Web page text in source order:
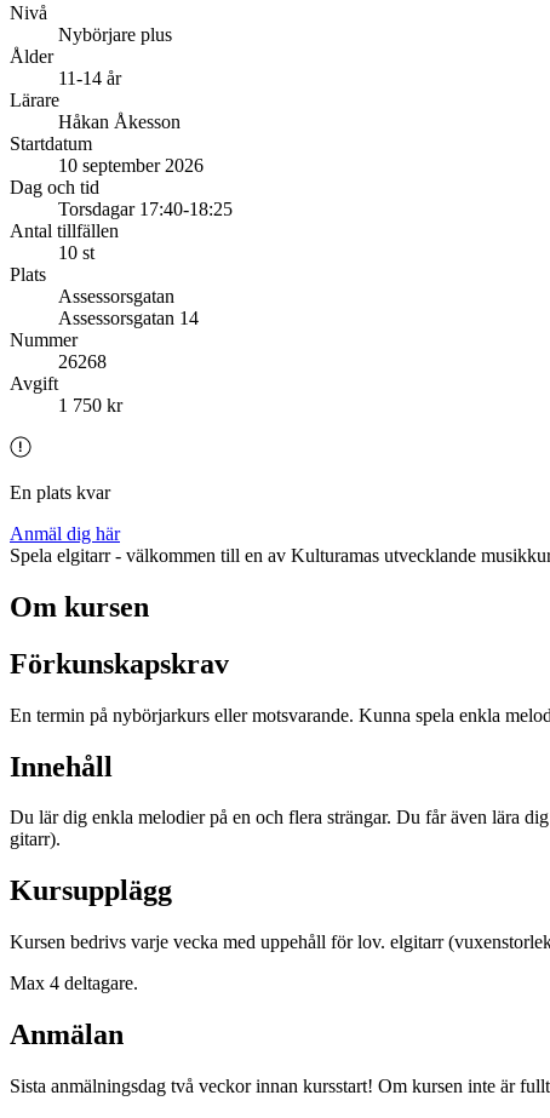
Nivå
Nybörjare plus
Ålder
11-14 år
Lärare
Håkan Åkesson
Startdatum
10 september 2026
Dag och tid
Torsdagar 17:40-18:25
Antal tillfällen
10 st
Plats
Assessorsgatan
Assessorsgatan 14
Nummer
26268
Avgift
1 750 kr
En plats kvar
Anmäl dig här
Spela elgitarr - välkommen till en av Kulturamas utvecklande
Om kursen
Förkunskapskrav
En termin på nybörjarkurs eller motsvarande. Kunna spela enkla
Innehåll
Du lär dig enkla melodier på en och flera strängar. Du får även lära
gitarr).
Kursupplägg
Kursen bedrivs varje vecka med uppehåll för lov. elgitarr
Max 4 deltagare.
Anmälan
Sista anmälningsdag två veckor innan kursstart! Om kursen inte är